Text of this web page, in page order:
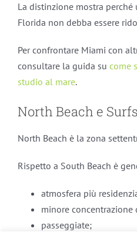
La distinzione mostra perché
Florida non debba essere
Per confrontare Miami con
consultare la guida su come
studio al mare.
North Beach e
North Beach è la zona
Rispetto a South Beach è
atmosfera più
minore concentrazione
passeggiate;